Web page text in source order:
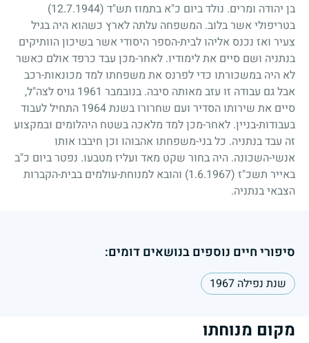
בן יהודה ומרים. נולד ביום כ"א בתמוז תש"ד (12.7.1944)
בטריפולי אשר בלוב. המשפחה עלתה לארץ כשהוא היה בגיל
צעיר ואז נכנס אליהו לבית-הספר היסודי אשר בשיכון הוותיקים
בנתניה ושם סיים את לימודיו. לאחר-מכן עבד כרפד אולם כאשר
לא היה במשכורתו כדי לפרנס את משפחתו למד מכונאות-רכב
אבל גם עבודה זו עזב מאותה סיבה. בנובמבר 1961 גויס לצה"ל,
סיים את שירותו הסדיר ועם שחרורו בשנת1964 התחיל לעבוד
בעבודות-בניין. לאחר-מכן למד מלאכה בשטח היהלומים ובמקצוע
זה עבד בנתניה. כל בני-משפחתו אהבוהו וכן חיבבו אותו
אנשי-השכונה. היה בחור שקט מאד ועליז מטבעו. נפטר ביום כ"ב
באייר תשכ"ז (1.6.1967)
והובא למנוחת-עולמים בבית-הקברות
הצבאי בנתניה.
סיפורי חיים נוספים בנושאים דומים:
שנת נפילה 1967
מקום מנוחתו